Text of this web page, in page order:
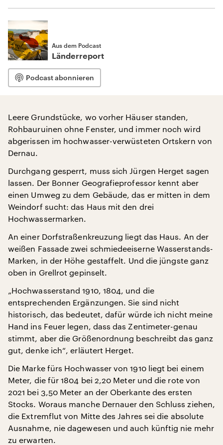
Aus dem Podcast
Länderreport
Podcast abonnieren
Leere Grundstücke, wo vorher Häuser standen,
Rohbauruinen ohne Fenster, und immer noch wird
abgerissen im hochwasser-verwüsteten Ortskern von
Dernau.
Durchgang gesperrt, muss sich Jürgen Herget sagen
lassen. Der Bonner Geografieprofessor kennt aber
einen Umweg zu dem Gebäude, das er mitten in dem
Weindorf sucht: das Haus mit den drei
Hochwassermarken.
An einer Dorfstraßenkreuzung liegt das Haus. An der
weißen Fassade zwei schmiedeeiserne Wasserstands-
Marken, in der Höhe gestaffelt. Und die jüngste ganz
oben in Grellrot gepinselt.
„Hochwasserstand 1910, 1804, und die
entsprechenden Ergänzungen. Sie sind nicht
historisch, das bedeutet, dafür würde ich nicht meine
Hand ins Feuer legen, dass das Zentimeter-genau
stimmt, aber die Größenordnung beschreibt das ganz
gut, denke ich“, erläutert Herget.
Die Marke fürs Hochwasser von 1910 liegt bei einem
Meter, die für 1804 bei 2,20 Meter und die rote von
2021 bei 3,50 Meter an der Oberkante des ersten
Stocks. Woraus manche Dernauer den Schluss ziehen,
die Extremflut von Mitte des Jahres sei die absolute
Ausnahme, nie dagewesen und auch künftig nie mehr
zu erwarten.